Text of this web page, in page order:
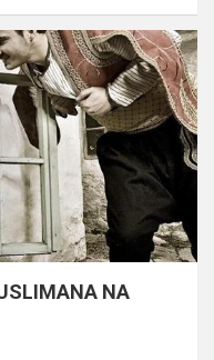
NA